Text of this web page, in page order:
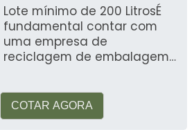
Lote mínimo de 200 LitrosÉ
fundamental contar com
uma empresa de
reciclagem de embalagem,
que
COTAR AGORA